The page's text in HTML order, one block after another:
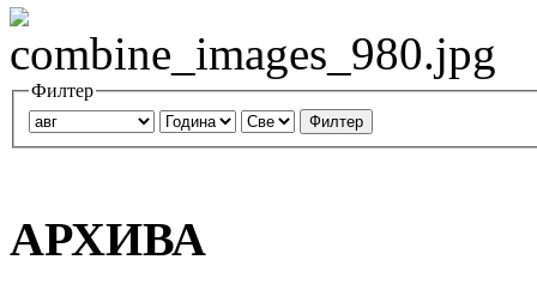
Филтер
Филтер
АРХИВА